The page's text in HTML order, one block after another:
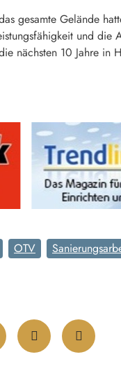
gesamte Gelände
und
nächsten 10 Jahre
OTV